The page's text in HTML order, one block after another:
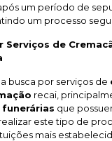
um período de
um processo
Serviços de
busca por serviços de
recai,
que
este tipo de
mais